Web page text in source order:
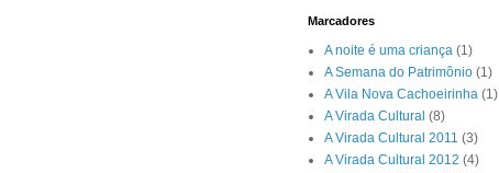
Marcadores
A noite é uma criança (1)
A Semana do Patrimônio (1)
A Vila Nova Cachoeirinha (1)
A Virada Cultural (8)
A Virada Cultural 2011 (3)
A Virada Cultural 2012 (4)